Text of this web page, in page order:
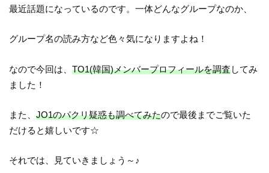
最近話題になっているのです。一体どんなグループなのか、
グループ名の読み方など色々気になりますよね！
なので今回は、TO1(韓国)メンバープロフィールを調査してみ
ました！
また、JO1のパクリ疑惑も調べてみたので最後までご覧いた
だけると嬉しいです☆
それでは、見ていきましょう～♪